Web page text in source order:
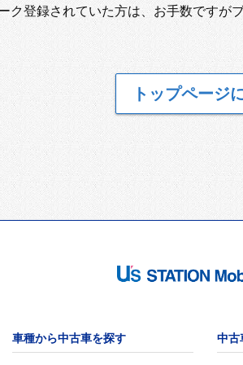
ク登録されていた方は、お手数ですが
トップページ
車種から中古車を探す 中古